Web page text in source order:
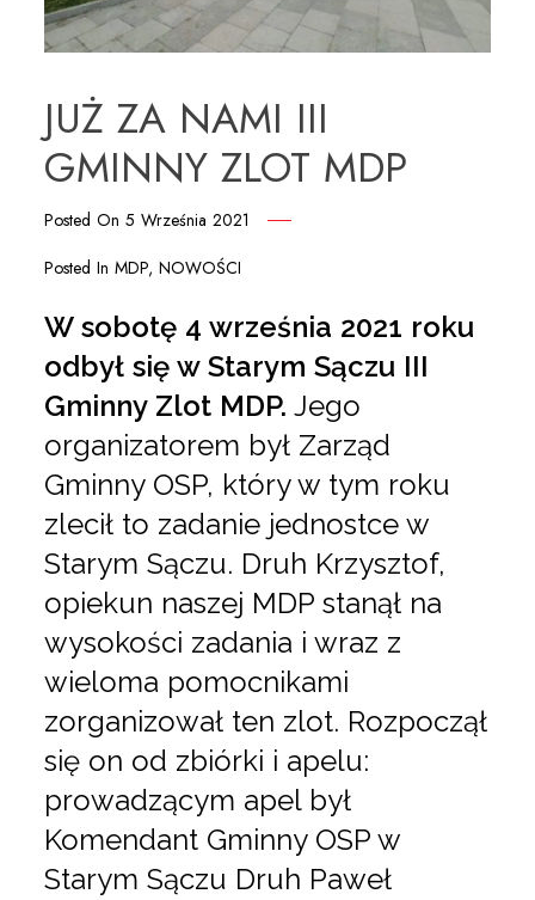
JUŻ ZA NAMI III
GMINNY ZLOT MDP
Posted On5 Września 2021
Posted InMDP,NOWOŚCI
W sobotę 4 września 2021 roku
odbył się w Starym Sączu III
Gminny Zlot MDP. Jego
organizatorem był Zarząd
Gminny OSP, który w tym roku
zlecił to zadanie jednostce w
Starym Sączu. Druh Krzysztof,
opiekun naszej MDP stanął na
wysokości zadania i wraz z
wieloma pomocnikami
zorganizował ten zlot. Rozpoczął
się on od zbiórki i apelu:
prowadzącym apel był
Komendant Gminny OSP w
Starym Sączu Druh Paweł